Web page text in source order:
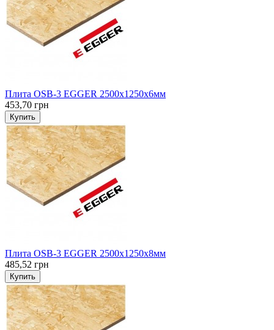
Плита OSB-3 EGGER 2500х1250х6мм
453,70 грн
Купить
Плита OSB-3 EGGER 2500х1250х8мм
485,52 грн
Купить